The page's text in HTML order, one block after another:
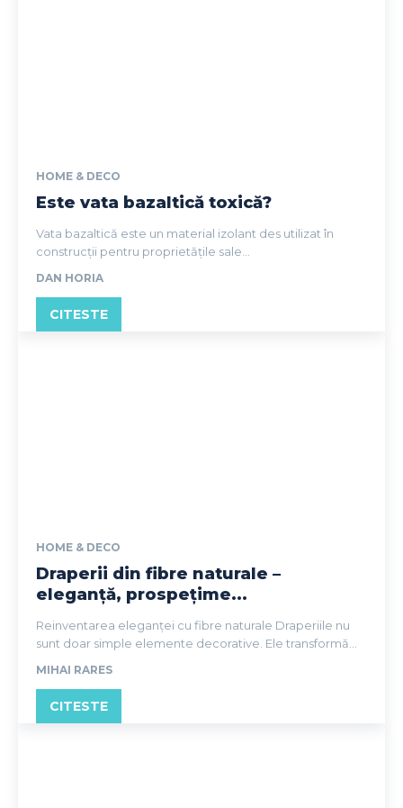
HOME & DECO
Este vata bazaltică toxică?
Vata bazaltică este un material izolant des utilizat în
construcții pentru proprietățile sale...
DAN HORIA
CITESTE
HOME & DECO
Draperii din fibre naturale –
eleganță, prospețime...
Reinventarea eleganței cu fibre naturale Draperiile nu
sunt doar simple elemente decorative. Ele transformă...
MIHAI RARES
CITESTE